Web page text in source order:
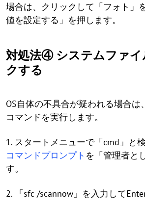
場合は、クリックして「フォト」
値を設定する」を押します。
対処法④ システムファイ
クする
OS自体の不具合が疑われる場合は
コマンドを実行します。
1. スタートメニューで「cmd」と検
コマンドプロンプト を「管理者と
す。
2. 「sfc /scannow」を入力して